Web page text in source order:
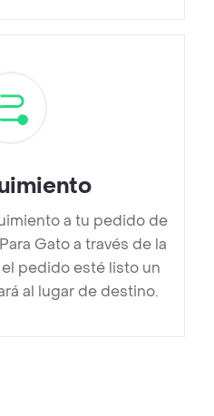
a tu pedido de
Gato a través de la
pedido esté listo un
al lugar de destino.